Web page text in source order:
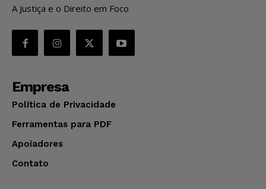
A Justiça e o Direito em Foco
Empresa
Política de Privacidade
Ferramentas para PDF
Apoiadores
Contato